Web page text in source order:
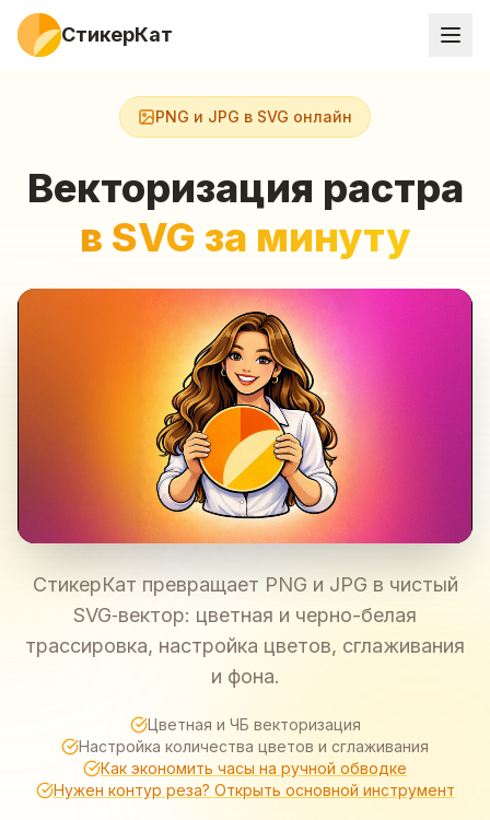
СтикерКат
PNG и JPG в SVG онлайн
Векторизация растра
в SVG за минуту
СтикерКат превращает PNG и JPG в чистый
SVG‑вектор: цветная и черно-белая
трассировка, настройка цветов, сглаживания
и фона.
Цветная и ЧБ векторизация
Настройка количества цветов и сглаживания
Как экономить часы на ручной обводке
Нужен контур реза? Открыть основной инструмент